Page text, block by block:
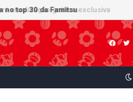
atualização gráfica exclusiva